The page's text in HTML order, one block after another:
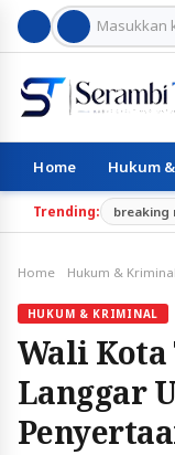
Home Hukum
Trending: breaking
Home Hukum & Kriminal
HUKUM & KRIMINAL
Wali
Langgar